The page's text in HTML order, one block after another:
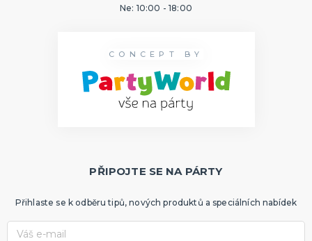
Ne: 10:00 - 18:00
CONCEPT BY
PŘIPOJTE SE NA PÁRTY
Přihlaste se k odběru tipů, nových produktů a speciálních nabídek